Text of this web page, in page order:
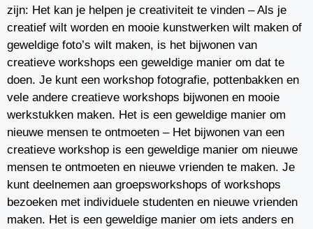
zijn: Het kan je helpen je creativiteit te vinden – Als je
creatief wilt worden en mooie kunstwerken wilt maken of
geweldige foto’s wilt maken, is het bijwonen van
creatieve workshops een geweldige manier om dat te
doen. Je kunt een workshop fotografie, pottenbakken en
vele andere creatieve workshops bijwonen en mooie
werkstukken maken. Het is een geweldige manier om
nieuwe mensen te ontmoeten – Het bijwonen van een
creatieve workshop is een geweldige manier om nieuwe
mensen te ontmoeten en nieuwe vrienden te maken. Je
kunt deelnemen aan groepsworkshops of workshops
bezoeken met individuele studenten en nieuwe vrienden
maken. Het is een geweldige manier om iets anders en